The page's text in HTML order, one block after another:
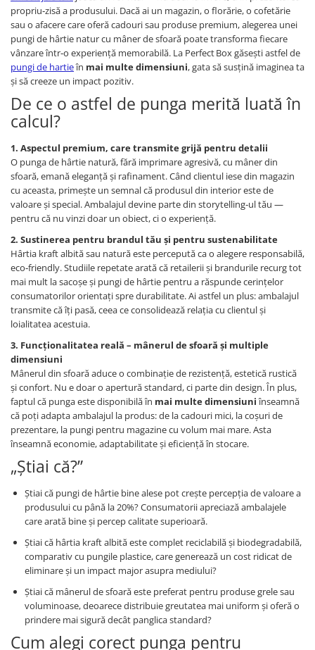
Cutii Pizza Generic
Triunghiuri si accesorii pizza
propriu‑zisă a produsului. Dacă ai un magazin, o florărie, o cofetărie
sau o afacere care oferă cadouri sau produse premium, alegerea unei
pungi de hârtie natur cu mâner de sfoară poate transforma fiecare
vânzare într‑o experienţă memorabilă. La Perfect Box găseşti astfel de
pungi de hartieîn mai multe dimensiuni, gata să susţină imaginea ta
şi să creeze un impact pozitiv.
De ce o astfel de punga merită luată în
calcul?
1. Aspectul premium, care transmite grijă pentru detalii
O punga de hârtie natură, fără imprimare agresivă, cu mâner din
sfoară, emană eleganţă şi rafinament. Când clientul iese din magazin
cu aceasta, primeşte un semnal că produsul din interior este de
valoare și special. Ambalajul devine parte din storytelling‑ul tău —
pentru că nu vinzi doar un obiect, ci o experienţă.
2. Sustinerea pentru brandul tău și pentru sustenabilitate
Hârtia kraft albită sau natură este percepută ca o alegere responsabilă,
eco‑friendly. Studiile repetate arată că retailerii şi brandurile recurg tot
mai mult la sacoşe şi pungi de hârtie pentru a răspunde cerinţelor
consumatorilor orientaţi spre durabilitate. Ai astfel un plus: ambalajul
transmite că îţi pasă, ceea ce consolidează relaţia cu clientul şi
loialitatea acestuia.
3. Funcţionalitatea reală – mânerul de sfoară şi multiple
dimensiuni
Mânerul din sfoară aduce o combinaţie de rezistenţă, estetică rustică
şi confort. Nu e doar o apertură standard, ci parte din design. În plus,
faptul că punga este disponibilă în mai multe dimensiuniînseamnă
că poţi adapta ambalajul la produs: de la cadouri mici, la coşuri de
prezentare, la pungi pentru magazine cu volum mai mare. Asta
înseamnă economie, adaptabilitate şi eficienţă în stocare.
„Ştiai că?”
Ştiai că pungi de hârtie bine alese pot creşte percepţia de valoare a
produsului cu până la 20%? Consumatorii apreciază ambalajele
care arată bine şi percep calitate superioară.
Ştiai că hârtia kraft albită este complet reciclabilă şi biodegradabilă,
comparativ cu pungile plastice, care generează un cost ridicat de
eliminare şi un impact major asupra mediului?
Ştiai că mânerul de sfoară este preferat pentru produse grele sau
voluminoase, deoarece distribuie greutatea mai uniform şi oferă o
prindere mai sigură decât panglica standard?
Cum alegi corect punga pentru